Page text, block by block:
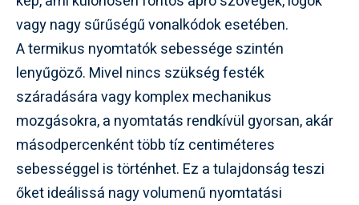
vagy nagy sűrűségű vonalkódok esetében.
A termikus nyomtatók sebessége szintén
lenyűgöző. Mivel nincs szükség festék
száradására vagy komplex mechanikus
mozgásokra, a nyomtatás rendkívül gyorsan, akár
másodpercenként több tíz centiméteres
sebességgel is történhet. Ez a tulajdonság teszi
őket ideálissá nagy volumenű nyomtatási